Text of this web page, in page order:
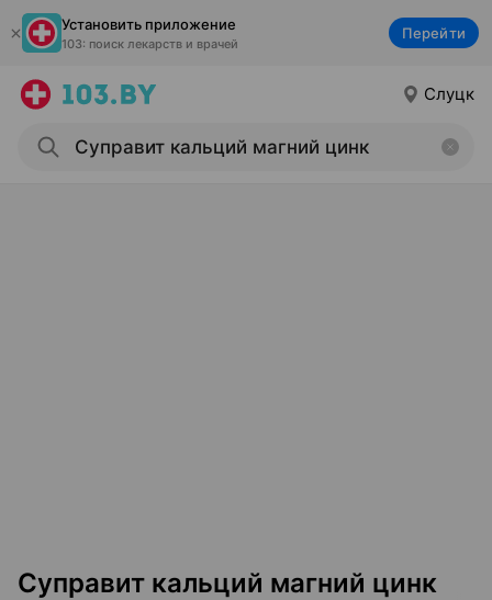
Установить приложение
103: поиск лекарств и врачей
Перейти
Слуцк
Суправит кальций магний цинк